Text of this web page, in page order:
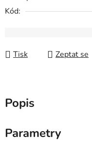
Kód:
Tisk Zeptat se
Popis
Parametry